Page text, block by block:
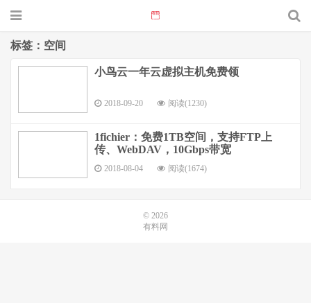
标签：空间
小鸟云一年云虚拟主机免费领
2018-09-20 阅读(1230)
1fichier：免费1TB空间，支持FTP上
传、WebDAV，10Gbps带宽
2018-08-04 阅读(1674)
© 2026
有料网